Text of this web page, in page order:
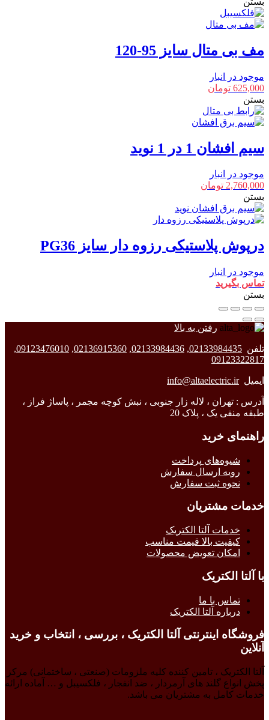
مف بی متال سایز 95-120
موجود در انبار
625,000 تومان
بستن
سیم افشان 1 در 1 نوید
موجود در انبار
2,760,000 تومان
بستن
درپوش پلاستیکی رزوه دار سایز PG36
موجود در انبار
تماس بگیرید
بستن
رفتن به بالا
تلفن 02133984435
,
02133984436
,
02136915360
,
09123476010
,
09123322817
ایمیلinfo@altaelectric.ir
آدرس : تهران ، لاله زار جنوبی ، نبش کوچه مجمر ، پاساژ فراز ،
طبقه منفی یک ، پلاک 20
راهنمای خرید
شیوه‌های پرداخت
رویه ارسال سفارش
نحوه ثبت سفارش
خدمات مشتریان
خدمات آلتا الکتریک
کیفیت بالا قیمت مناسب
امکان تعویض محصولات
با آلتا الکتریک
تماس با ما
درباره آلتا الکتریک
فروشگاه اینترنتی آلتا الکتریک ، بررسی ، انتخاب و خرید
آنلاین
آلتا الکتریک ، تامین کننده کلیه ملزومات (صنعتی ، ساختمانی) مرکز
پخش انواع گلند های آرمردار ، ضد انفجار ، فلکسیبل و … آماده ارائه
خدمات کامل به مشتریان می باشد.